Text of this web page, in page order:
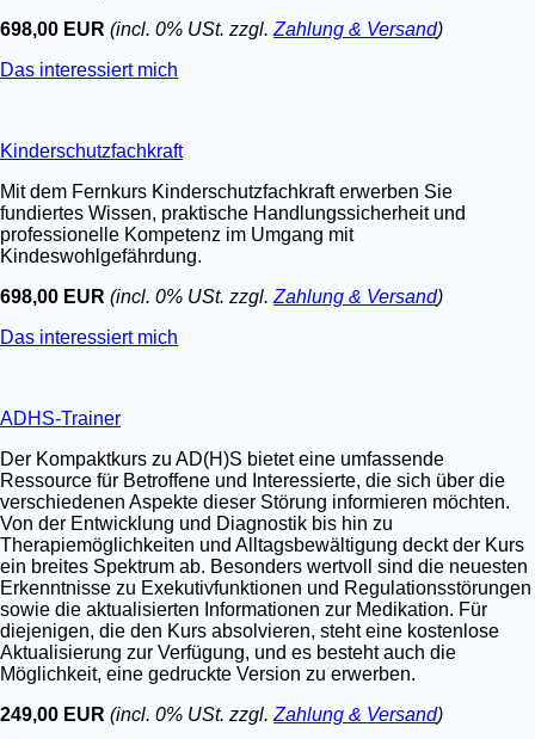
698,00 EUR (incl. 0% USt. zzgl. Zahlung & Versand)
Das interessiert mich
Kinderschutzfachkraft
Mit dem Fernkurs Kinderschutzfachkraft erwerben Sie
fundiertes Wissen, praktische Handlungssicherheit und
professionelle Kompetenz im Umgang mit
Kindeswohlgefährdung.
698,00 EUR (incl. 0% USt. zzgl. Zahlung & Versand)
Das interessiert mich
ADHS-Trainer
Der Kompaktkurs zu AD(H)S bietet eine umfassende
Ressource für Betroffene und Interessierte, die sich über die
verschiedenen Aspekte dieser Störung informieren möchten.
Von der Entwicklung und Diagnostik bis hin zu
Therapiemöglichkeiten und Alltagsbewältigung deckt der Kurs
ein breites Spektrum ab. Besonders wertvoll sind die neuesten
Erkenntnisse zu Exekutivfunktionen und Regulationsstörungen
sowie die aktualisierten Informationen zur Medikation. Für
diejenigen, die den Kurs absolvieren, steht eine kostenlose
Aktualisierung zur Verfügung, und es besteht auch die
Möglichkeit, eine gedruckte Version zu erwerben.
249,00 EUR (incl. 0% USt. zzgl. Zahlung & Versand)